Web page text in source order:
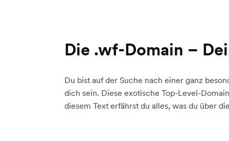
Die .wf-Domain –
Du bist auf der Suche nach einer ganz
dich sein. Diese exotische Top-Level-
diesem Text erfährst du alles, was du über